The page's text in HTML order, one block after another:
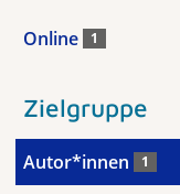
Online 1
Zielgruppe
Autor*innen 1